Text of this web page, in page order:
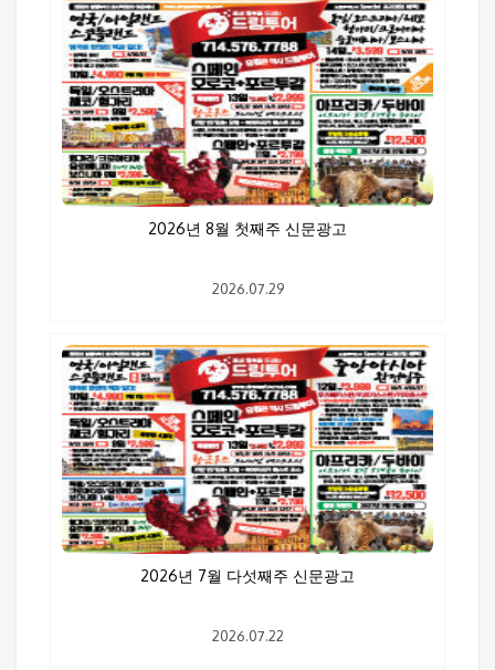
2026년 8월 첫째주 신문광고
2026.07.29
2026년 7월 다섯째주 신문광고
2026.07.22